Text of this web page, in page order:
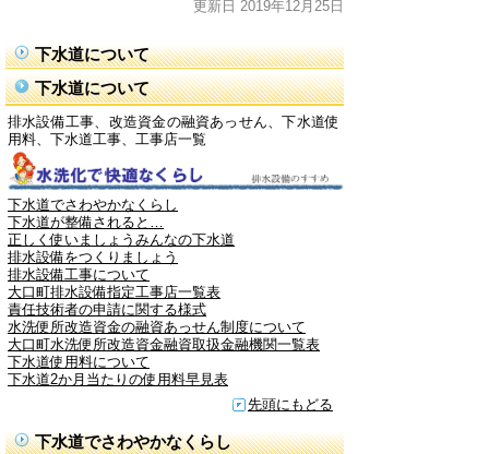
更新日 2019年12月25日
下水道について
下水道について
排水設備工事、改造資金の融資あっせん、下水道使
用料、下水道工事、工事店一覧
下水道でさわやかなくらし
下水道が整備されると…
正しく使いましょうみんなの下水道
排水設備をつくりましょう
排水設備工事について
大口町排水設備指定工事店一覧表
責任技術者の申請に関する様式
水洗便所改造資金の融資あっせん制度について
大口町水洗便所改造資金融資取扱金融機関一覧表
下水道使用料について
下水道2か月当たりの使用料早見表
先頭にもどる
下水道でさわやかなくらし